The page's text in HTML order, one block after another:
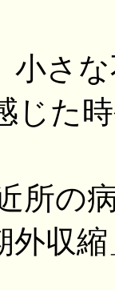
小さ
じた
所の
外収